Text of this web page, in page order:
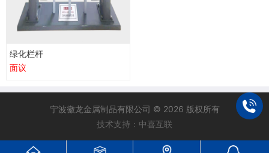
绿化栏杆
面议
宁波徽龙金属制品有限公司 © 2026 版权所有
技术支持：中喜互联